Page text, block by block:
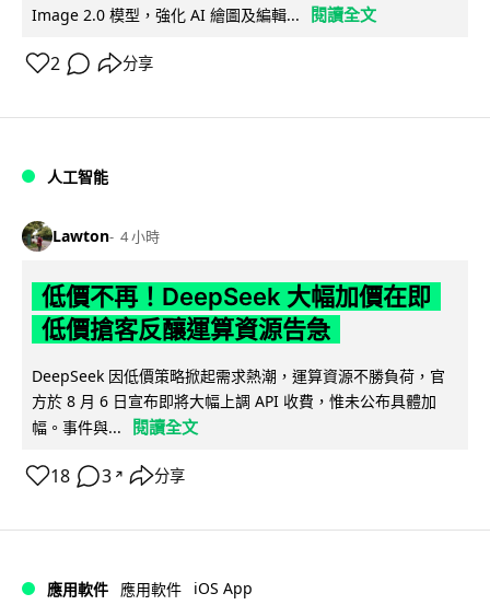
Image 2.0 模型，強化 AI 繪圖及編輯...
閱讀全文
2 分享
人工智能
Lawton 4 小時
低價不再！DeepSeek 大幅加價在即
低價搶客反釀運算資源告急
DeepSeek 因低價策略掀起需求熱潮，運算資源不勝負荷，官
方於 8 月 6 日宣布即將大幅上調 API 收費，惟未公布具體加
幅。事件與...
閱讀全文
18 3 ↗ 分享
應用軟件 應用軟件 iOS App